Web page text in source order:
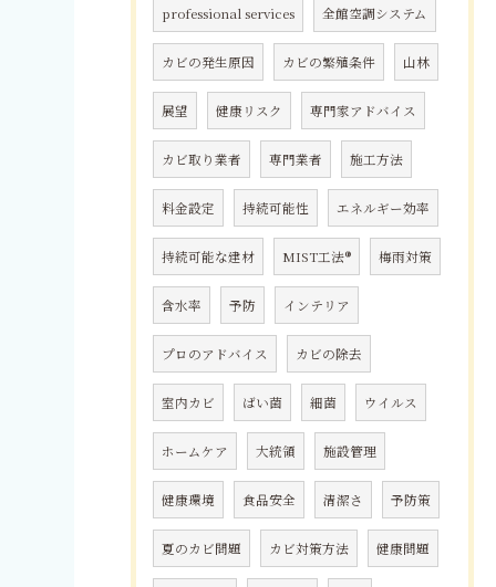
professional services 全館空調システム
カビの発生原因 カビの繁殖条件 山林
展望 健康リスク 専門家アドバイス
カビ取り業者 専門業者 施工方法
料金設定 持続可能性 エネルギー効率
持続可能な建材 MIST工法® 梅雨対策
含水率 予防 インテリア
プロのアドバイス カビの除去
室内カビ ばい菌 細菌 ウイルス
ホームケア 大統領 施設管理
健康環境 食品安全 清潔さ 予防策
夏のカビ問題 カビ対策方法 健康問題